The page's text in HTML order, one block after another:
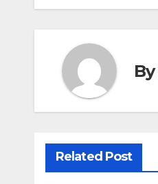
By
Related Post